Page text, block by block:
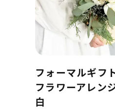
フォーマルギフ
フラワーアレン
白